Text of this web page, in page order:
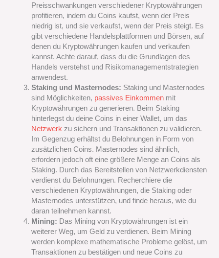
Preisschwankungen verschiedener Kryptowährungen
profitieren, indem du Coins kaufst, wenn der Preis
niedrig ist, und sie verkaufst, wenn der Preis steigt. Es
gibt verschiedene Handelsplattformen und Börsen, auf
denen du Kryptowährungen kaufen und verkaufen
kannst. Achte darauf, dass du die Grundlagen des
Handels verstehst und Risikomanagementstrategien
anwendest.
Staking und Masternodes: Staking und Masternodes
sind Möglichkeiten, passives Einkommenmit
Kryptowährungen zu generieren. Beim Staking
hinterlegst du deine Coins in einer Wallet, um das
Netzwerk zu sichern und Transaktionen zu validieren.
Im Gegenzug erhältst du Belohnungen in Form von
zusätzlichen Coins. Masternodes sind ähnlich,
erfordern jedoch oft eine größere Menge an Coins als
Staking. Durch das Bereitstellen von Netzwerkdiensten
verdienst du Belohnungen. Recherchiere die
verschiedenen Kryptowährungen, die Staking oder
Masternodes unterstützen, und finde heraus, wie du
daran teilnehmen kannst.
Mining: Das Mining von Kryptowährungen ist ein
weiterer Weg, um Geld zu verdienen. Beim Mining
werden komplexe mathematische Probleme gelöst, um
Transaktionen zu bestätigen und neue Coins zu